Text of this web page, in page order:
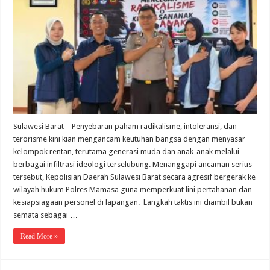
Sulawesi Barat – Penyebaran paham radikalisme, intoleransi, dan
terorisme kini kian mengancam keutuhan bangsa dengan menyasar
kelompok rentan, terutama generasi muda dan anak-anak melalui
berbagai infiltrasi ideologi terselubung. Menanggapi ancaman serius
tersebut, Kepolisian Daerah Sulawesi Barat secara agresif bergerak ke
wilayah hukum Polres Mamasa guna memperkuat lini pertahanan dan
kesiapsiagaan personel di lapangan. Langkah taktis ini diambil bukan
semata sebagai …
Read More »